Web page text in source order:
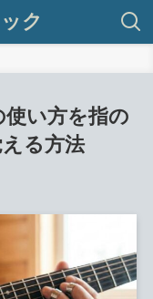
ク
い方を指の
る方法